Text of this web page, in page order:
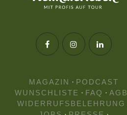
MAGAZIN · PODCAST
WUNSCHLISTE · FAQ · AGB
WIDERRUFSBELEHRUNG